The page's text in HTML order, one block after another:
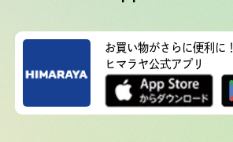
お買い物がさらに便利に！
ヒマラヤ公式アプリ